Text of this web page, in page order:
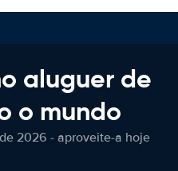
aluguer de
o mundo
2026 - aproveite-a hoje